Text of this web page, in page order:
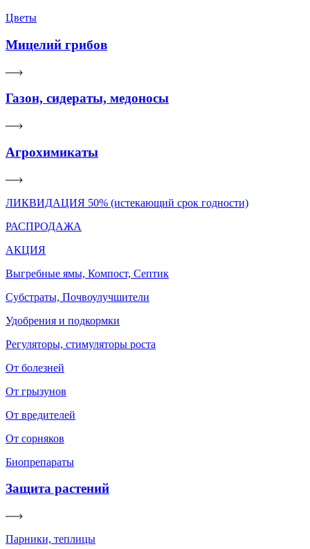
Цветы
Мицелий грибов
Газон, сидераты, медоносы
Агрохимикаты
ЛИКВИДАЦИЯ 50% (истекающий срок годности)
РАСПРОДАЖА
АКЦИЯ
Выгребные ямы, Компост, Септик
Субстраты, Почвоулучшители
Удобрения и подкормки
Регуляторы, стимуляторы роста
От болезней
От грызунов
От вредителей
От сорняков
Биопрепараты
Защита растений
Парники, теплицы